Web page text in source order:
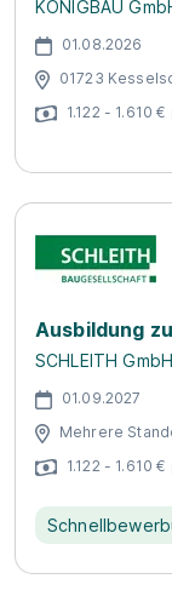
KÖNIGBAU
01.08.2026
01723
1.122 - 1.610
Ausbildung
SCHLEITH
01.09.2027
Mehrere
1.122 - 1.610